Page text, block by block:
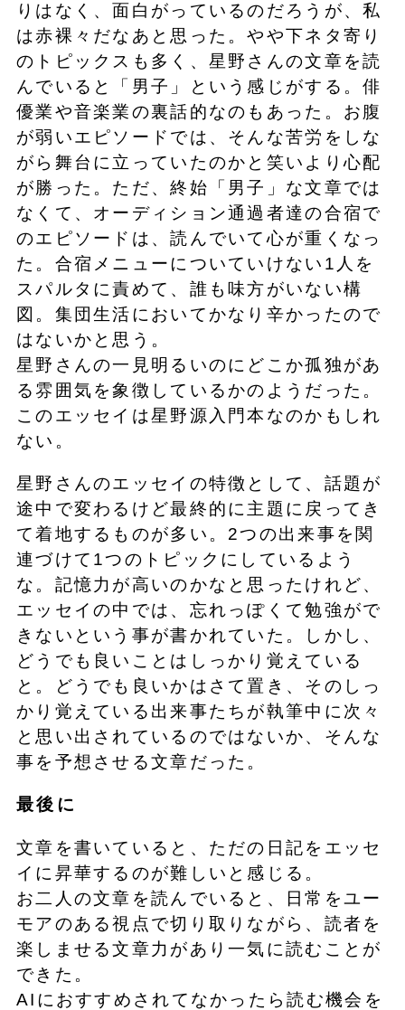
りはなく、面白がっているのだろうが、私
は赤裸々だなあと思った。やや下ネタ寄り
のトピックスも多く、星野さんの文章を読
んでいると「男子」という感じがする。俳
優業や音楽業の裏話的なのもあった。お腹
が弱いエピソードでは、そんな苦労をしな
がら舞台に立っていたのかと笑いより心配
が勝った。ただ、終始「男子」な文章では
なくて、オーディション通過者達の合宿で
のエピソードは、読んでいて心が重くなっ
た。合宿メニューについていけない1人を
スパルタに責めて、誰も味方がいない構
図。集団生活においてかなり辛かったので
はないかと思う。
星野さんの一見明るいのにどこか孤独があ
る雰囲気を象徴しているかのようだった。
このエッセイは星野源入門本なのかもしれ
ない。
星野さんのエッセイの特徴として、話題が
途中で変わるけど最終的に主題に戻ってき
て着地するものが多い。2つの出来事を関
連づけて1つのトピックにしているよう
な。記憶力が高いのかなと思ったけれど、
エッセイの中では、忘れっぽくて勉強がで
きないという事が書かれていた。しかし、
どうでも良いことはしっかり覚えている
と。どうでも良いかはさて置き、そのしっ
かり覚えている出来事たちが執筆中に次々
と思い出されているのではないか、そんな
事を予想させる文章だった。
最後に
文章を書いていると、ただの日記をエッセ
イに昇華するのが難しいと感じる。
お二人の文章を読んでいると、日常をユー
モアのある視点で切り取りながら、読者を
楽しませる文章力があり一気に読むことが
できた。
AIにおすすめされてなかったら読む機会を